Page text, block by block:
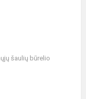
šaulių būrelio